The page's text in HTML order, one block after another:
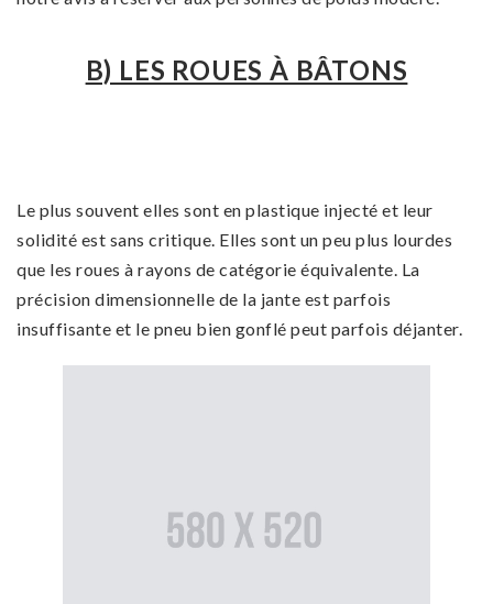
B) LES ROUES À BÂTONS
Le plus souvent elles sont en plastique injecté et leur
solidité est sans critique. Elles sont un peu plus lourdes
que les roues à rayons de catégorie équivalente. La
précision dimensionnelle de la jante est parfois
insuffisante et le pneu bien gonflé peut parfois déjanter.